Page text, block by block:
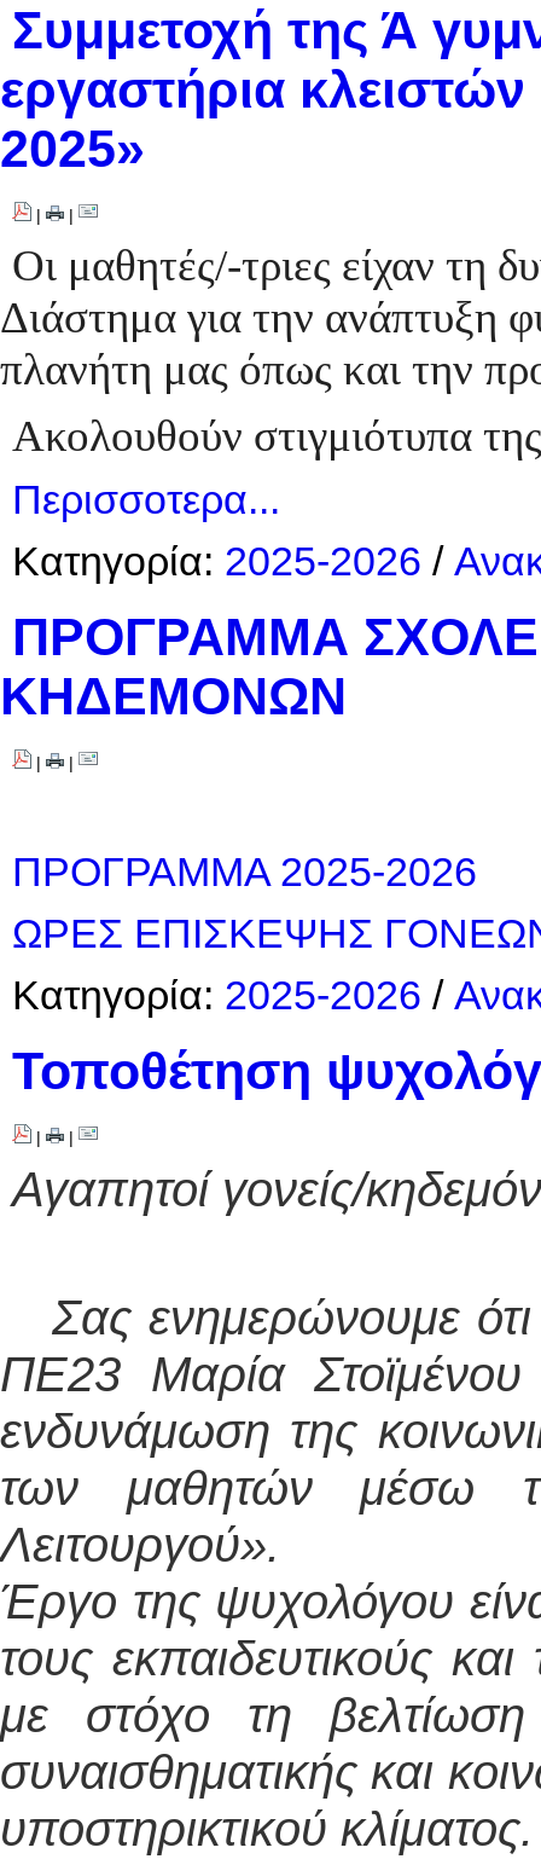
Συμμετοχή της Ά
εργαστήρια
2025»
| |
Οι μαθητές/-τριες είχαν τη
Διάστημα για την ανάπτυξη
πλανήτη μας όπως και την
Ακολουθούν στιγμιότυπα
Περισσοτερα...
Κατηγορία: 2025-2026 /
ΠΡΟΓΡΑΜΜΑ
ΚΗΔΕΜΟΝΩΝ
| |
ΠΡΟΓΡΑΜΜΑ 2025-2026
ΩΡΕΣ ΕΠΙΣΚΕΨΗΣ
Κατηγορία: 2025-2026 /
Τοποθέτηση
| |
Αγαπητοί γονείς/
Σας ενημερώνουμε
ΠΕ23 Μαρία
ενδυνάμωση της
των μαθητών μέσω
Λειτουργού».
Έργο της ψυχολόγου
τους εκπαιδευτικούς
με στόχο τη
συναισθηματικής και
υποστηρικτικού κλίματος.